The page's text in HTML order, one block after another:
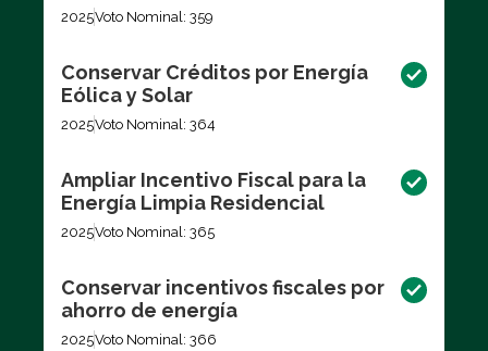
2025Voto Nominal: 359
Conservar Créditos por Energía
Eólica y Solar
2025Voto Nominal: 364
Ampliar Incentivo Fiscal para la
Energía Limpia Residencial
2025Voto Nominal: 365
Conservar incentivos fiscales por
ahorro de energía
2025Voto Nominal: 366